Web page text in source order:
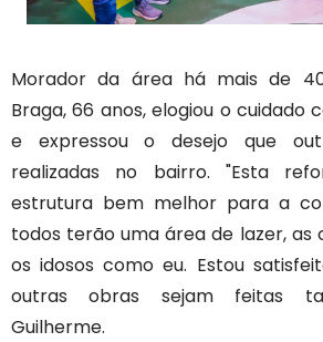
Morador da área há mais de
Braga, 66 anos, elogiou o cuidado
e expressou o desejo que
realizadas no bairro. "Esta
estrutura bem melhor para a
todos terão uma área de lazer, as
os idosos como eu. Estou
outras obras sejam feitas
Guilherme.